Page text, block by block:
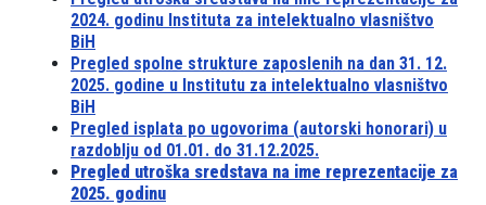
2024. godinu Instituta za intelektualno vlasništvo
BiH
Pregled spolne strukture zaposlenih na dan 31. 12.
2025. godine u Institutu za intelektualno vlasništvo
BiH
Pregled isplata po ugovorima (autorski honorari) u
razdoblju od 01.01. do 31.12.2025.
Pregled utroška sredstava na ime reprezentacije za
2025. godinu